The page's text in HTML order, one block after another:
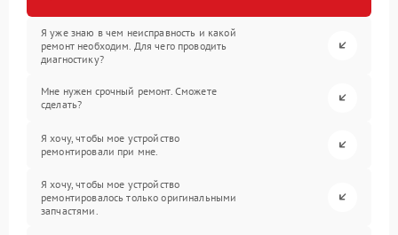
Я уже знаю в чем неисправность и какой
ремонт необходим. Для чего проводить
диагностику?
Мне нужен срочный ремонт. Сможете
сделать?
Я хочу, чтобы мое устройство
ремонтировали при мне.
Я хочу, чтобы мое устройство
ремонтировалось только оригинальными
запчастями.